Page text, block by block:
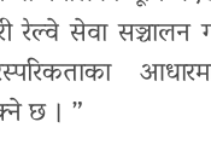
रेल्वे सेवा सञ्चालन
छ । ”